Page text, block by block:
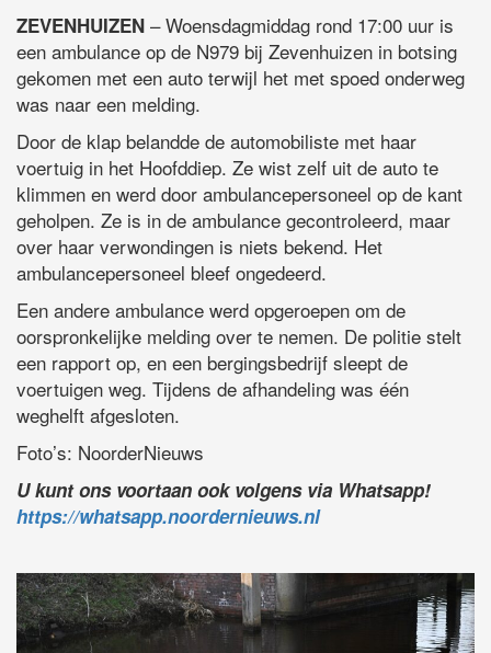
ZEVENHUIZEN – Woensdagmiddag rond 17:00 uur is
een ambulance op de N979 bij Zevenhuizen in botsing
gekomen met een auto terwijl het met spoed onderweg
was naar een melding.
Door de klap belandde de automobiliste met haar
voertuig in het Hoofddiep. Ze wist zelf uit de auto te
klimmen en werd door ambulancepersoneel op de kant
geholpen. Ze is in de ambulance gecontroleerd, maar
over haar verwondingen is niets bekend. Het
ambulancepersoneel bleef ongedeerd.
Een andere ambulance werd opgeroepen om de
oorspronkelijke melding over te nemen. De politie stelt
een rapport op, en een bergingsbedrijf sleept de
voertuigen weg. Tijdens de afhandeling was één
weghelft afgesloten.
Foto’s: NoorderNieuws
U kunt ons voortaan ook volgens via Whatsapp!
https://whatsapp.noordernieuws.nl